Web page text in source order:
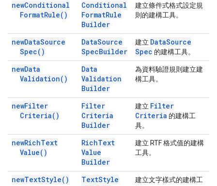
newConditional
FormatRule( )
Conditional
FormatRule
Builder
建立條件式格式設定規
則的建構工具。
newDataSource
Spec( )
DataSource
SpecBuilder
建立 DataSource
Spec 的建構工具。
newData
Validation( )
Data
Validation
Builder
為資料驗證規則建立建
構工具。
newFilter
Criteria( )
Filter
Criteria
Builder
建立 Filter
Criteria 的建構工
具。
newRichText
Value( )
RichText
Value
Builder
建立 RTF 格式值的建構
工具。
newTextStyle( ) TextStyle
建立文字樣式的建構工